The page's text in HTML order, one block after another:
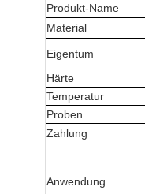
Produkt-Name
Material
Eigentum
Härte
Temperatur
Proben
Zahlung
Anwendung